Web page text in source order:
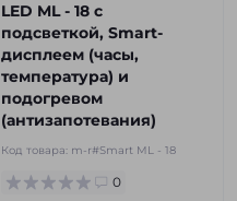
LED ML - 18 с
подсветкой, Smart-
дисплеем (часы,
температура) и
подогревом
(антизапотевания)
Код товара: m-r#Smart ML - 18
0